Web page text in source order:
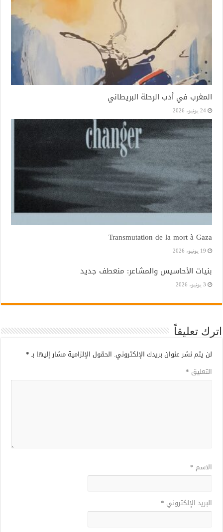
المغرب في أدب الرحلة البريطاني
24 يونيو، 2026
Transmutation de la mort à Gaza
19 يونيو، 2026
بنيات الأحاسيس والمشاعر: منعطف جديد
3 يونيو، 2026
اترك تعليقاً
لن يتم نشر عنوان بريدك الإلكتروني. الحقول الإلزامية مشار إليها بـ *
التعليق *
الاسم *
البريد الإلكتروني *